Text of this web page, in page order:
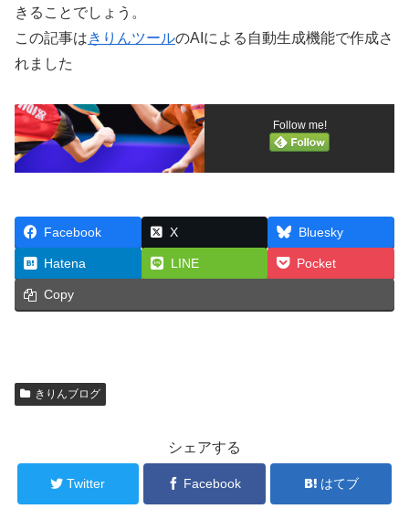
きることでしょう。
この記事はきりんツールのAIによる自動生成機能で作成さ
れました
Follow me!
Facebook X Bluesky
Hatena LINE Pocket
Copy
きりんブログ
シェアする
Twitter Facebook はてブ